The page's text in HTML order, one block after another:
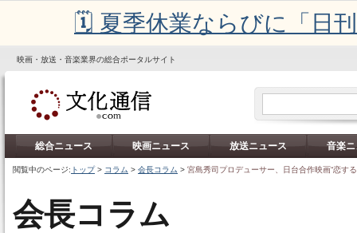
🗓️ 夏季休業ならびに「日
映画・放送・音楽業界の総合ポータルサイト
総合ニュース 映画ニュース 放送ニュース 音楽
閲覧中のページ: トップ> コラム > 会長コラム > 宮島秀司プロデューサー、日台合作映画“恋す
会長コラム